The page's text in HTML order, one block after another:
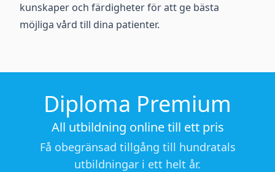
kunskaper och färdigheter för att ge bästa
möjliga vård till dina patienter.
Diploma Premium
All utbildning online till ett pris
Få obegränsad tillgång till hundratals
utbildningar i ett helt år.